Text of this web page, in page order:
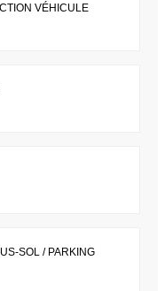
VÉHICULE
SOL / PARKING